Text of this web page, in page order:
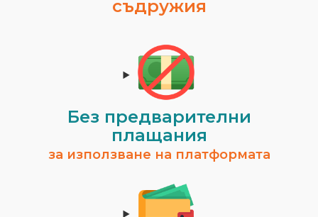
съдружия
Без предварителни
плащания
за използване на платформата